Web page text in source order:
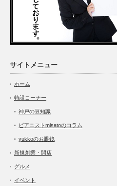
サイトメニュー
ホーム
特設コーナー
神戸の豆知識
ピアニストmisatoのコラム
yukkoのお眼鏡
新規創業・開店
グルメ
イベント